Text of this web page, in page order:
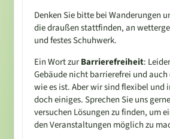
Denken Sie bitte bei Wanderungen
die draußen stattfinden, an
und festes Schuhwerk.
Ein Wort zur Barrierefreiheit:
Gebäude nicht barrierefrei und auch
wie es ist. Aber wir sind flexibel und
doch einiges. Sprechen Sie uns
versuchen Lösungen zu finden, um
den Veranstaltungen möglich zu